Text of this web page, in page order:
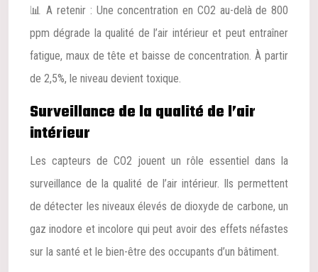
📊 A retenir : Une concentration en CO2 au-delà de 800
ppm dégrade la qualité de l’air intérieur et peut entraîner
fatigue, maux de tête et baisse de concentration. À partir
de 2,5%, le niveau devient toxique.
Surveillance de la qualité de l’air
intérieur
Les capteurs de CO2 jouent un rôle essentiel dans la
surveillance de la qualité de l’air intérieur. Ils permettent
de détecter les niveaux élevés de dioxyde de carbone, un
gaz inodore et incolore qui peut avoir des effets néfastes
sur la santé et le bien-être des occupants d’un bâtiment.